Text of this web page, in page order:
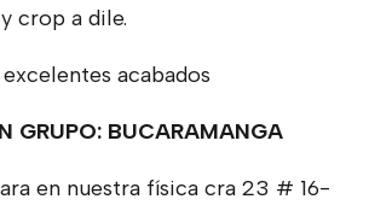
crop a dile.
acabados
GRUPO: BUCARAMANGA
en nuestra física cra 23 # 16-